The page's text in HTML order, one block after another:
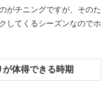
がチニングですが、そのた
してくるシーズンなのでホ
体得できる時期